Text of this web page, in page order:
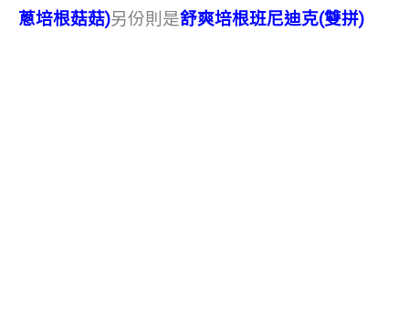
蔥培根菇菇)另份則是舒爽培根班尼迪克(雙拼)